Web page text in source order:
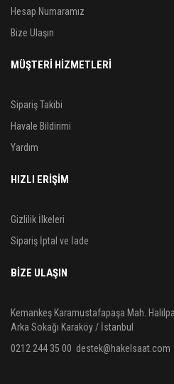
Hesap Numaramız
Bize Ulaşın
MÜŞTERİ HİZMETLERİ
Sipariş Takibi
Havale Bildirimi
Yardım
HIZLI ERİŞİM
Gizlilik İlkeleri
Sipariş İptal ve İade
BIZE ULAŞIN
Kemankeş Karamustafapaşa Mah.
Arka Sokağı Karaköy / İstanbul
0212 244 35 00 destek@hakelsaat.com